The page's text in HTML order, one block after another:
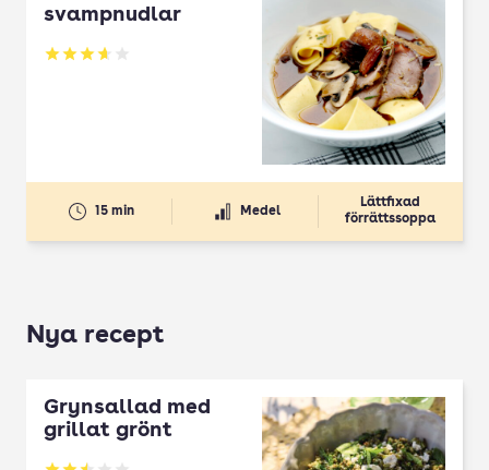
svampnudlar
Betyg: 3.67 av 5
15 min Medel
Lättfixad
förrättssoppa
Nya recept
Grynsallad med
grillat grönt